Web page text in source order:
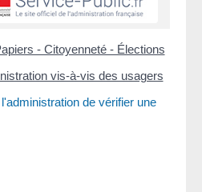
- Citoyenneté - Élections
vis-à-vis des usagers
de vérifier une